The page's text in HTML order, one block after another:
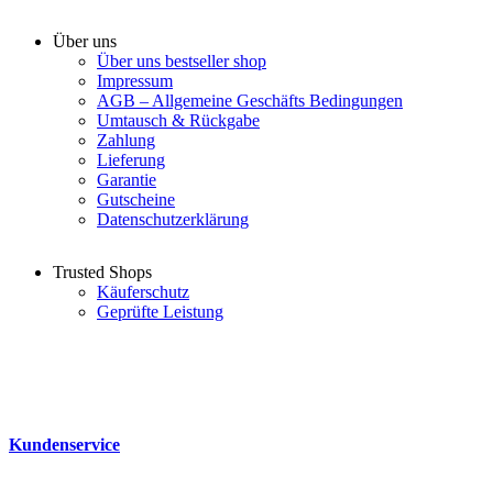
Über uns
Über uns bestseller shop
Impressum
AGB – Allgemeine Geschäfts Bedingungen
Umtausch & Rückgabe
Zahlung
Lieferung
Garantie
Gutscheine
Datenschutzerklärung
Trusted Shops
Käuferschutz
Geprüfte Leistung
Kundenservice